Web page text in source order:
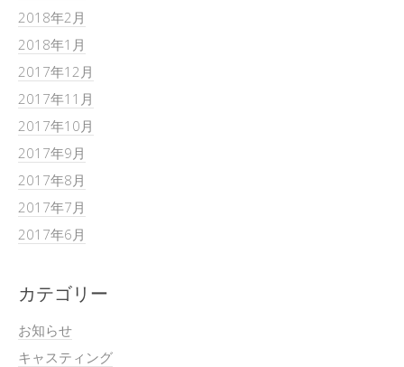
2018年2月
2018年1月
2017年12月
2017年11月
2017年10月
2017年9月
2017年8月
2017年7月
2017年6月
カテゴリー
お知らせ
キャスティング